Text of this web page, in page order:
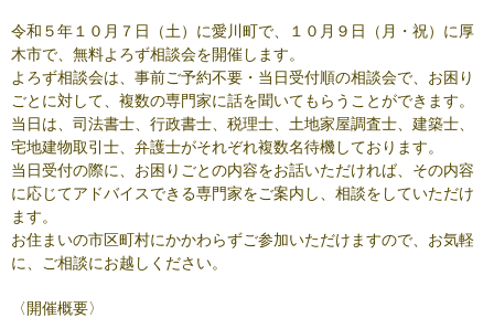
ー
で
す。
飛
ば
す。
こ
ま
で。
令和５年１０月７日（土）に愛川町で、１０月９日（月・祝）に厚
木市で、無料よろず相談会を開催します。
よろず相談会は、事前ご予約不要・当日受付順の相談会で、お困り
ごとに対して、複数の専門家に話を聞いてもらうことができます。
当日は、司法書士、行政書士、税理士、土地家屋調査士、建築士、
宅地建物取引士、弁護士がそれぞれ複数名待機しております。
当日受付の際に、お困りごとの内容をお話いただければ、その内容
に応じてアドバイスできる専門家をご案内し、相談をしていただけ
ます。
お住まいの市区町村にかかわらずご参加いただけますので、お気軽
に、ご相談にお越しください。
〈開催概要〉